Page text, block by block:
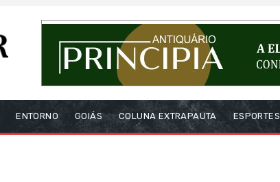
ENTORNO GOIÁS COLUNA EXTRAPAUTA ESPORTES